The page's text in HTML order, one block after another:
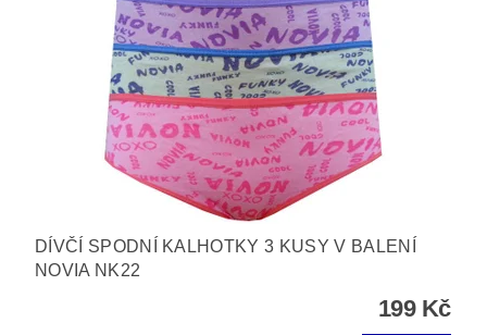
DÍVČÍ SPODNÍ KALHOTKY 3 KUSY V BALENÍ
NOVIA NK22
199 Kč